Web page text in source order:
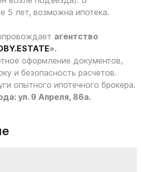
5 лет, возможна ипотека.
агентство
».
оформление документов,
и безопасность расчетов.
опытного ипотечного брокера.
ул. 9 Апреля, 86а.